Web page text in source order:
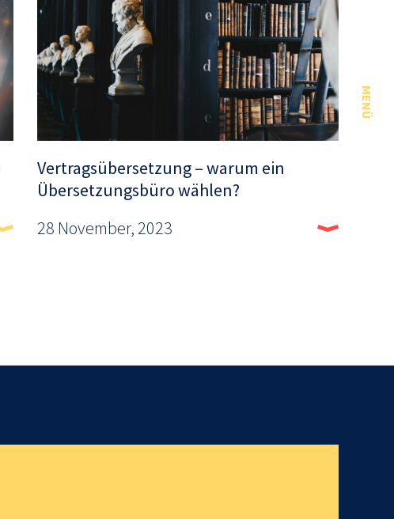
Vertragsübersetzung – warum ein
Übersetzungsbüro wählen?
28 November, 2023
MENÜ